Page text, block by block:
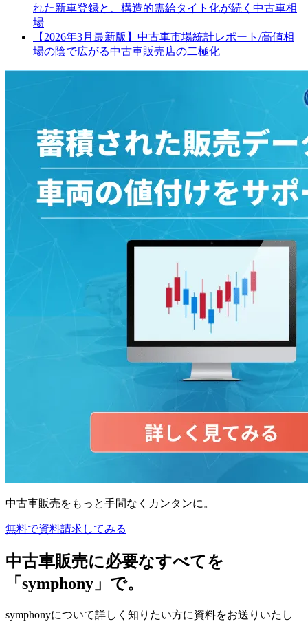
れた新車登録と、構造的需給タイト化が続く中古車相
場
【2026年3月最新版】中古車市場統計レポート/高値相
場の陰で広がる中古車販売店の二極化
中古車販売をもっと手間なくカンタンに。
無料で資料請求してみる
中古車販売に必要なすべてを
「symphony」で。
symphonyについて詳しく知りたい方に資料をお送りいたし